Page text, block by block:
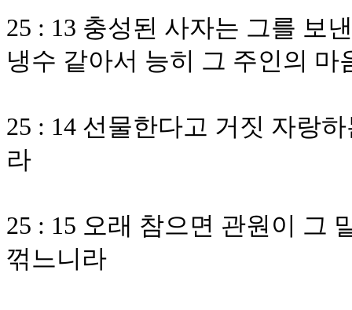
25 : 13 충성된 사자는 그를 보
냉수 같아서 능히 그 주인의 마
25 : 14 선물한다고 거짓 자랑
라
25 : 15 오래 참으면 관원이 그
꺾느니라